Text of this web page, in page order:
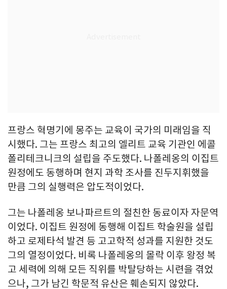
프랑스 혁명기에 몽주는 교육이 국가의 미래임을 직
시했다. 그는 프랑스 최고의 엘리트 교육 기관인 에콜
폴리테크니크의 설립을 주도했다. 나폴레옹의 이집트
원정에도 동행하며 현지 과학 조사를 진두지휘했을
만큼 그의 실행력은 압도적이었다.
그는 나폴레옹 보나파르트의 절친한 동료이자 자문역
이었다. 이집트 원정에 동행해 이집트 학술원을 설립
하고 로제타석 발견 등 고고학적 성과를 지원한 것도
그의 열정이었다. 비록 나폴레옹의 몰락 이후 왕정 복
고 세력에 의해 모든 직위를 박탈당하는 시련을 겪었
으나, 그가 남긴 학문적 유산은 훼손되지 않았다.